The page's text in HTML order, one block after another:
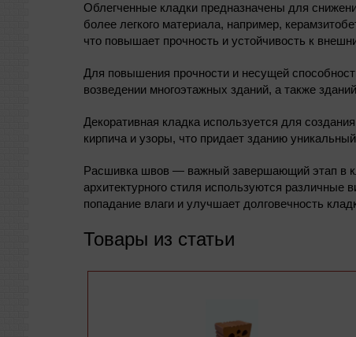
Облегченные кладки предназначены для
более легкого материала, например,
что повышает прочность и устойчивость к
Для повышения прочности и несущей
возведении многоэтажных зданий, а также
Декоративная кладка используется для
кирпича и узоры, что придает зданию
Расшивка швов — важный завершающий этап в
архитектурного стиля используются
попадание влаги и улучшает долговечность
Товары из статьи